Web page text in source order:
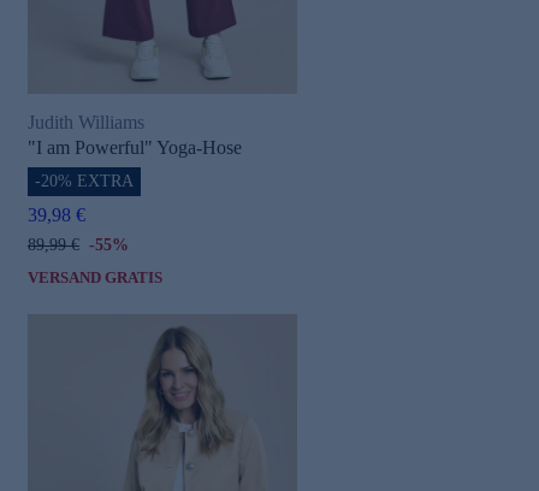
Judith Williams
"I am Powerful" Yoga-Hose
-20% EXTRA
39,98 €
89,99 € -55%
VERSAND GRATIS